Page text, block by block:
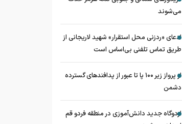
می‌شوند
ادعای «ردزنی محل استقرار» شهید لاریجانی از
طریق تماس تلفنی بی‌اساس است
از پرواز زیر ۱۰۰ پا تا عبور از پدافند‌های گسترده
دشمن
اردوگاه جدید دانش‌آموزی در منطقه فردو قم